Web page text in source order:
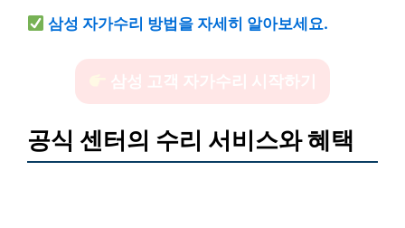
삼성 자가수리 방법을 자세히 알아보세요.
삼성 고객 자가수리 시작하기
공식 센터의 수리 서비스와 혜택